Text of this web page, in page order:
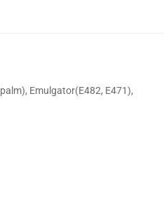
Emulgator(E482, E471),